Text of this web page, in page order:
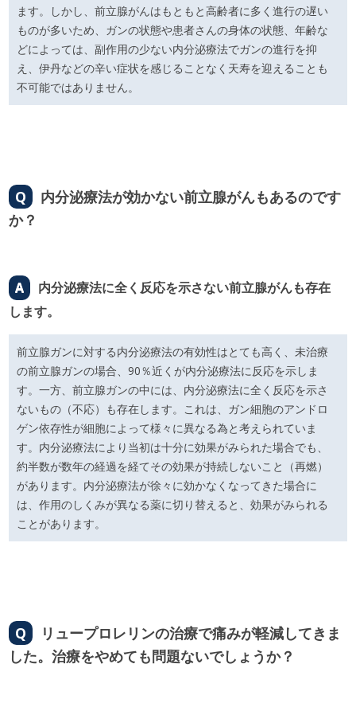
ます。しかし、前立腺がんはもともと高齢者に多く進行の遅い
ものが多いため、ガンの状態や患者さんの身体の状態、年齢な
どによっては、副作用の少ない内分泌療法でガンの進行を抑
え、伊丹などの辛い症状を感じることなく天寿を迎えることも
不可能ではありません。
Q
内分泌療法が効かない前立腺がんもあるのです
か？
A
内分泌療法に全く反応を示さない前立腺がんも存在
します。
前立腺ガンに対する内分泌療法の有効性はとても高く、未治療
の前立腺ガンの場合、90％近くが内分泌療法に反応を示しま
す。一方、前立腺ガンの中には、内分泌療法に全く反応を示さ
ないもの（不応）も存在します。これは、ガン細胞のアンドロ
ゲン依存性が細胞によって様々に異なる為と考えられていま
す。内分泌療法により当初は十分に効果がみられた場合でも、
約半数が数年の経過を経てその効果が持続しないこと（再燃）
があります。内分泌療法が徐々に効かなくなってきた場合に
は、作用のしくみが異なる薬に切り替えると、効果がみられる
ことがあります。
Q
リュープロレリンの治療で痛みが軽減してきま
した。治療をやめても問題ないでしょうか？